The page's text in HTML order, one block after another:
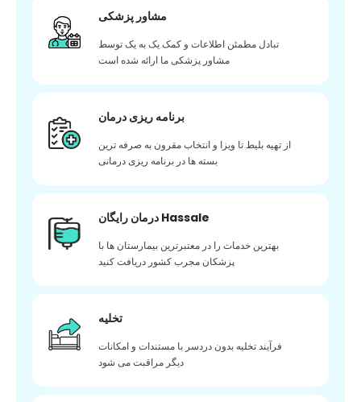
مشاور پزشکی
تبادل مطمئن اطلاعات و کمک یک به یک توسط
مشاور پزشکی ما ارائه شده است
برنامه ریزی درمان
از تهیه بلیط تا ویزا و انتخاب مقرون به صرفه ترین
بسته ها در برنامه ریزی درمانی
درمان رایگان Hassale
بهترین خدمات را در معتبرترین بیمارستان ها با
پزشکان مجرب کشور دریافت کنید
تخلیه
فرآیند تخلیه بدون دردسر با مستندات و امکانات
دیگر مراقبت می شود